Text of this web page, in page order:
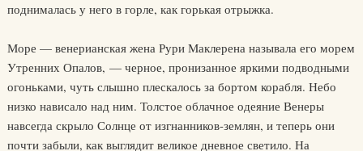
поднималась у него в горле, как горькая отрыжка.
Море — венерианская жена Рури Маклерена называла его морем
Утренних Опалов, — черное, пронизанное яркими подводными
огоньками, чуть слышно плескалось за бортом корабля. Небо
низко нависало над ним. Толстое облачное одеяние Венеры
навсегда скрыло Солнце от изгнанников-землян, и теперь они
почти забыли, как выглядит великое дневное светило. На